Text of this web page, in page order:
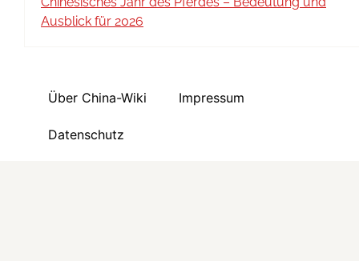
Ausblick für 2026
Über China-Wiki Impressum
Datenschutz